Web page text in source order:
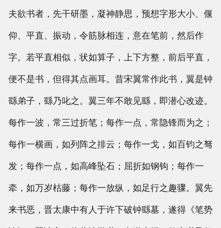
夫欲书者，先干研墨，凝神静思，预想字形大小、偃
仰、平直、振动，令筋脉相连，意在笔前，然后作
字。若平直相似，状如算子，上下方整，前后平直，
便不是书，但得其点画耳。昔宋翼常作此书，翼是钟
繇弟子，繇乃叱之。翼三年不敢见繇，即潜心改迹。
每作一波，常三过折笔；每作一点，常隐锋而为之；
每作一横画，如列阵之排云；每作一戈，如百钧之驽
发；每作一点，如高峰坠石；屈折如钢钩；每作一
牵，如万岁枯藤；每作一放纵，如足行之趣骤。翼先
来书恶，晋太康中有人于许下破钟繇墓，遂得《笔势